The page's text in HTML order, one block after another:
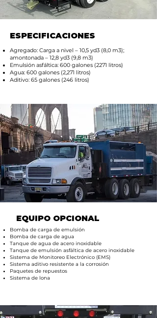
ESPECIFICACIONES
Agregado: Carga a nivel – 10,5 yd3 (8,0 m3);
amontonada – 12,8 yd3 (9,8 m3)
Emulsión asfáltica: 600 galones (2271 litros)
Agua: 600 galones (2,271 litros)
Aditivo: 65 galones (246 litros)
EQUIPO OPCIONAL
Bomba de carga de emulsión
Bomba de carga de agua
Tanque de agua de acero inoxidable
Tanque de emulsión asfáltica de acero inoxidable
Sistema de Monitoreo Electrónico (EMS)
Sistema aditivo resistente a la corrosión
Paquetes de repuestos
Sistema de lona